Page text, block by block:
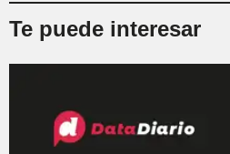
Te puede interesar